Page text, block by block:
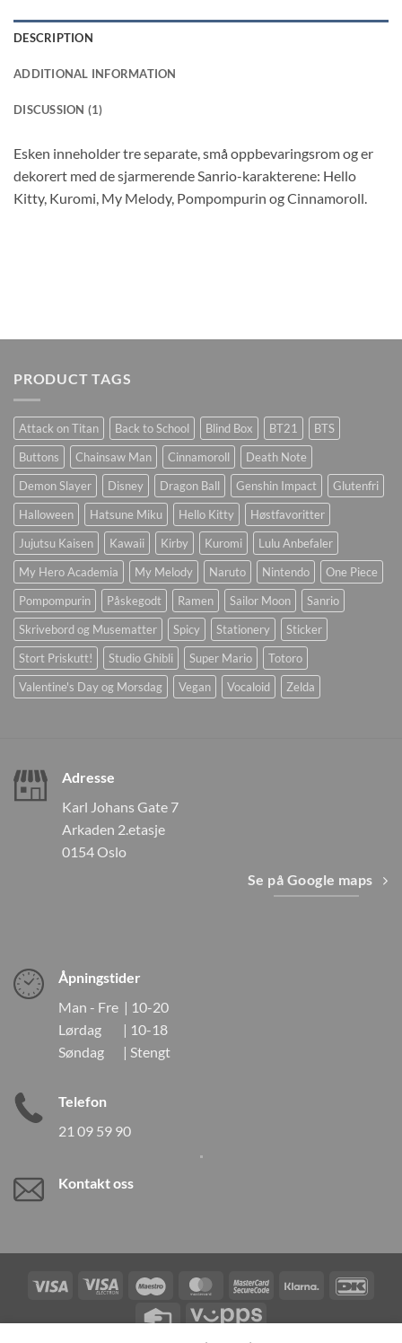
DESCRIPTION
ADDITIONAL INFORMATION
DISCUSSION (1)
Esken inneholder tre separate, små oppbevaringsrom og er
dekorert med de sjarmerende Sanrio-karakterene: Hello
Kitty, Kuromi, My Melody, Pompompurin og Cinnamoroll.
PRODUCT TAGS
Attack on Titan Back to School Blind Box BT21
BTS
Buttons
Chainsaw Man Cinnamoroll
Death Note
Demon Slayer
Disney Dragon Ball Genshin Impact
Glutenfri
Halloween
Hatsune Miku Hello Kitty
Høstfavoritter
Jujutsu Kaisen
Kawaii Kirby Kuromi
Lulu Anbefaler
My Hero Academia
My Melody Naruto Nintendo
One Piece
Pompompurin
Påskegodt Ramen Sailor Moon
Sanrio
Skrivebord og Musematter
Spicy Stationery
Sticker
Stort Priskutt!
Studio Ghibli Super Mario
Totoro
Valentine's Day og Morsdag
Vegan Vocaloid Zelda
Adresse
Karl Johans Gate 7
Arkaden 2.etasje
0154 Oslo
Se på Google maps
Åpningstider
Man - Fre | 10-20
Lørdag | 10-18
Søndag | Stengt
Telefon
21 09 59 90
Kontakt oss
Visa
Visa
Maestro MasterCardMasterCardKlarna
Credit
Vipps